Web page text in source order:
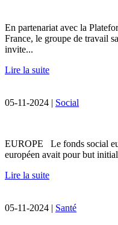
En partenariat avec la
France, le groupe de travail
invite...
Lire la suite
05-11-2024 | Social
EUROPE Le fonds social
européen avait pour but
Lire la suite
05-11-2024 | Santé